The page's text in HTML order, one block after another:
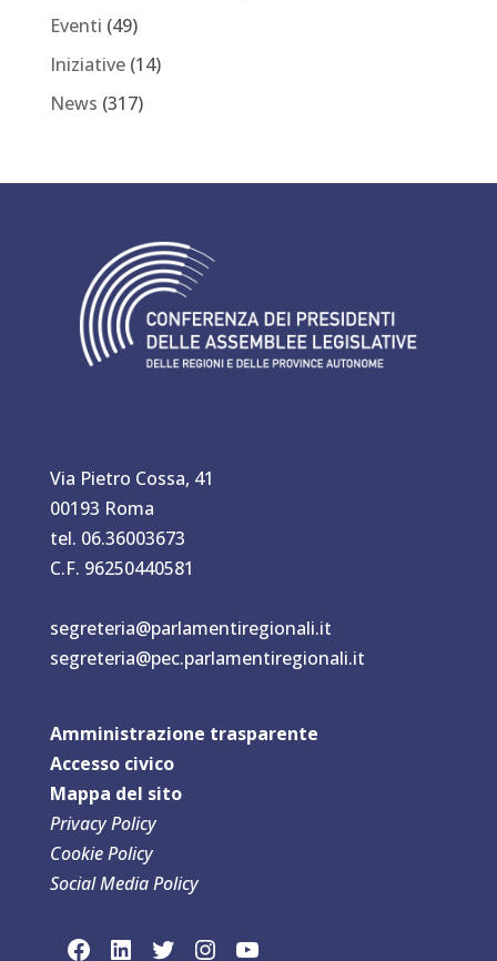
Eventi (49)
Iniziative(14)
News (317)
Via Pietro Cossa, 41
00193 Roma
tel. 06.36003673
C.F. 96250440581
segreteria@parlamentiregionali.it
segreteria@pec.parlamentiregionali.it
Amministrazione trasparente
Accesso civico
Mappa del sito
Privacy Policy
Cookie Policy
Social Media Policy
link social Facebook
link sociaLinkedln
link social Twitterlink social Instagram
link social YouTube